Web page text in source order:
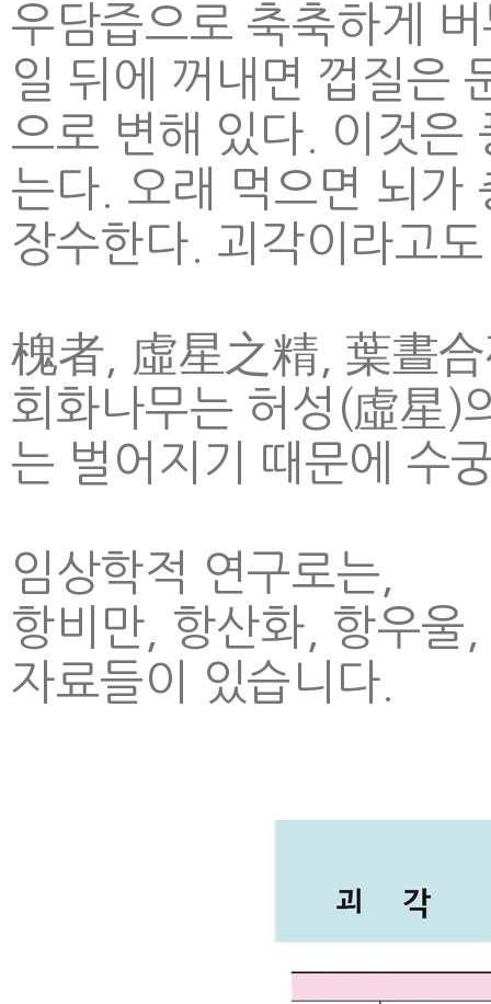
우담즙으로 축축하게
일 뒤에 꺼내면 껍질은
으로 변해 있다. 이것은
는다. 오래 먹으면 뇌가
장수한다. 괴각이라고도
槐者, 虛星之精, 葉晝合
회화나무는 허성(虛星)
는 벌어지기 때문에 수
임상학적 연구로는,
항비만, 항산화, 항우울
자료들이 있습니다.